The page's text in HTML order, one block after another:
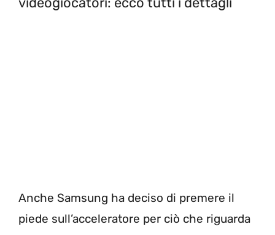
Anche Samsung ha deciso di premere il
piede sull’acceleratore per ciò che riguarda